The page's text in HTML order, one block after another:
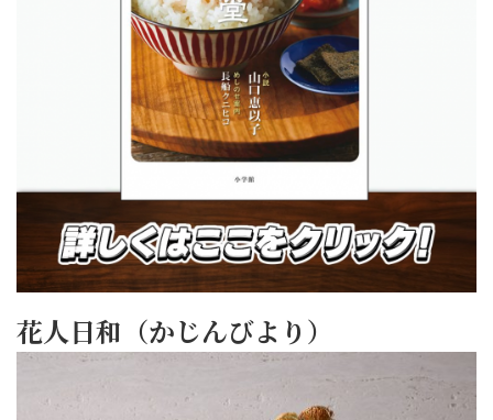
花人日和（かじんびより）